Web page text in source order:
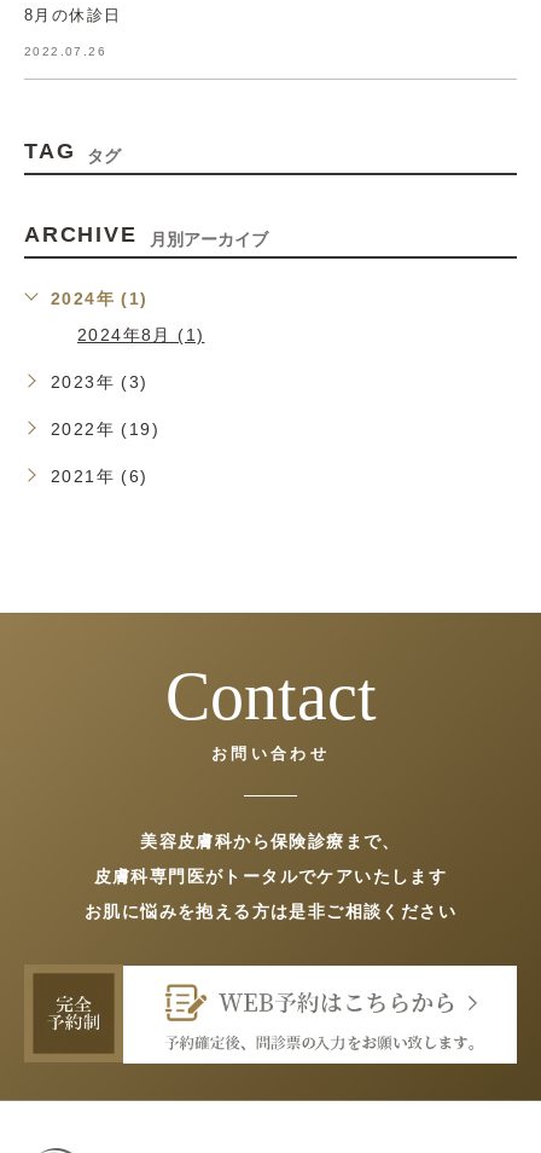
8月の休診日
2022.07.26
TAG タグ
ARCHIVE 月別アーカイブ
2024年 (1)
2024年8月 (1)
2023年 (3)
2022年 (19)
2021年 (6)
Contact
お問い合わせ
美容皮膚科から保険診療まで、
皮膚科専門医がトータルでケアいたします
お肌に悩みを抱える方は是非ご相談ください